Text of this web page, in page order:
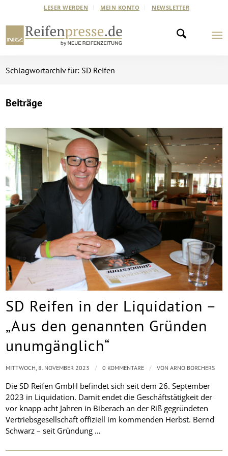
LESER WERDEN MEIN KONTO NEWSLETTER
Schlagwortarchiv für: SD Reifen
Beiträge
SD Reifen in der Liquidation –
„Aus den genannten Gründen
unumgänglich“
Die SD Reifen GmbH befindet sich seit dem 26. September
2023 in Liquidation. Damit endet die Geschäftstätigkeit der
vor knapp acht Jahren in Biberach an der Riß gegründeten
Vertriebsgesellschaft offiziell im kommenden Herbst. Bernd
Schwarz – seit Gründung …
MITTWOCH, 8. NOVEMBER 2023 / 0 KOMMENTARE / VONARNO BORCHERS